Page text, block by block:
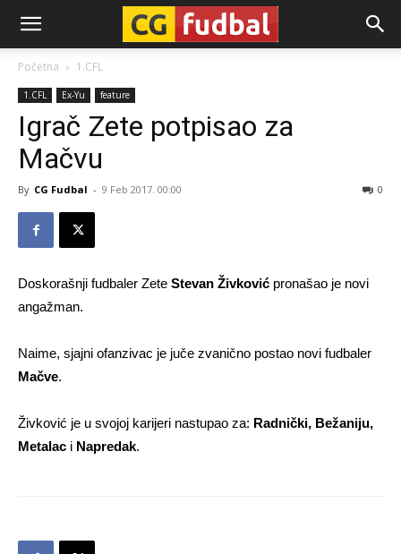
CG-
Fudbal
Početna 1.CFL
1.CFL Ex-Yu feature
Igrač Zete potpisao za
Mačvu
By CG Fudbal - 9 Feb 2017. 00:00 0
Doskorašnji fudbaler Zete Stevan Živković pronašao je novi
angažman.
Naime, sjajni ofanzivac je juče zvanično postao novi fudbaler
Mačve.
Živković je u svojoj karijeri nastupao za: Radnički, Bežaniju,
Metalac i Napredak.